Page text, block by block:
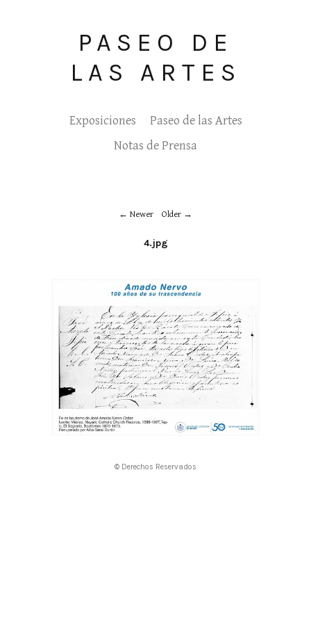
PASEO DE
LAS ARTES
Exposiciones
Paseo de las Artes
Notas de Prensa
Newer Older
4.jpg
© Derechos Reservados